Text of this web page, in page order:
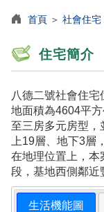
首頁 ＞ 社會住宅
住宅簡介
八德二號社會住
地面積為4604平
至三房多元房型，
上19層、地下3層
在地理位置上，本
段，基地西側鄰近
生活機能圖